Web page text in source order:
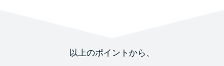
以上のポイントから、